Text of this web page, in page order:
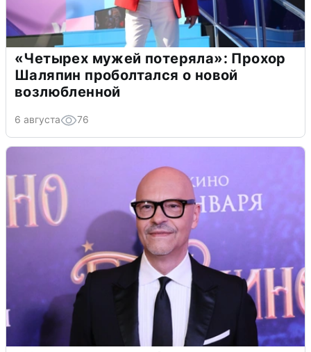
«Четырех мужей потеряла»: Прохор
Шаляпин проболтался о новой
возлюбленной
6 августа 76